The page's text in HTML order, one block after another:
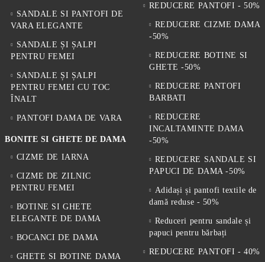
SANDALE SI PANTOFI DE
VARA ELEGANTE
SANDALE ȘI ȘALPI
PENTRU FEMEI
SANDALE ȘI ȘALPI
PENTRU FEMEI CU TOC
ÎNALT
PANTOFI DAMA DE VARA
BONITE SI GHETE DE DAMA
CIZME DE IARNA
CIZME DE ZILNIC
PENTRU FEMEI
BOTINE SI GHETE
ELEGANTE DE DAMA
BOCANCI DE DAMA
GHETE SI BOTINE DAMA
REDUCERE PANTOFI - 50%
REDUCERE CIZME DAMA
-50%
REDUCERE BOTINE SI
GHETE -50%
REDUCERE PANTOFI
BARBATI
REDUCERE
INCALTAMINTE DAMA
-50%
REDUCERE SANDALE SI
PAPUCI DE DAMA -50%
Adidași și pantofi textile de
damă reduse - 50%
Reduceri pentru sandale și
papuci pentru bărbați
REDUCERE PANTOFI - 40%